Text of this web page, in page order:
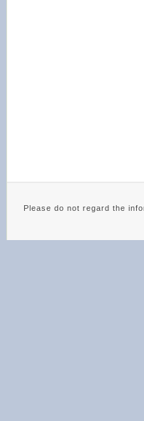
Please do not regard the